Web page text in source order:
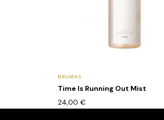
BRUMAS
Time Is Running Out Mist
24,00 €